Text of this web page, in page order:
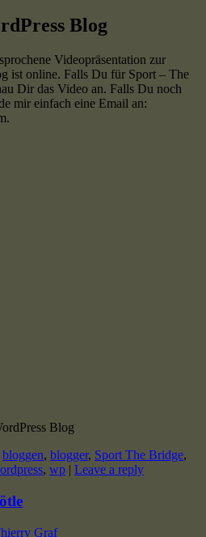
Blog
Videopräsentation zur
ist online. Falls Du für Sport – The
Dir das Video an. Falls Du noch
mir einfach eine Email an:
Blog
bloggen, blogger, Sport The Bridge,
, wp | Leave a reply
Graf